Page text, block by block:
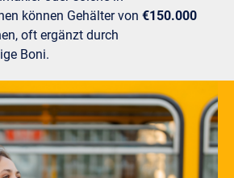
können Gehälter von €150.000
oft ergänzt durch
Boni.